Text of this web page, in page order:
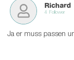
Richard
4 Follower
Ja er muss passen